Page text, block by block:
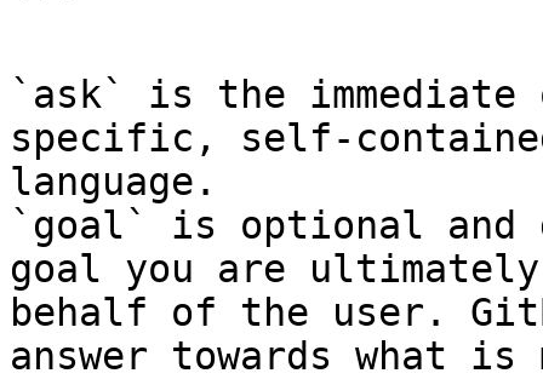
`ask` is the
specific, self-
language.
`goal` is optional and
goal you are
behalf of the user.
answer towards what